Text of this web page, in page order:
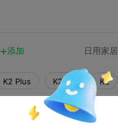
添加 日用家居
K2 Plus K2 Pro K2
0.2mm layer, 2 walls, 8 infill